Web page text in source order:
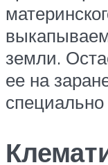
земли.
ее на
специально